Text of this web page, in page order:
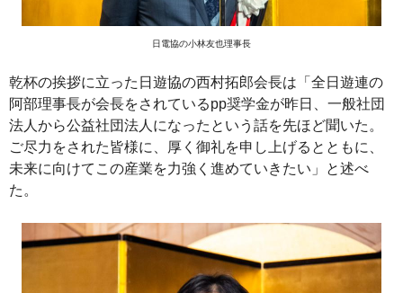
日電協の小林友也理事長
乾杯の挨拶に立った日遊協の西村拓郎会長は「全日遊連の
阿部理事長が会長をされているpp奨学金が昨日、一般社団
法人から公益社団法人になったという話を先ほど聞いた。
ご尽力をされた皆様に、厚く御礼を申し上げるとともに、
未来に向けてこの産業を力強く進めていきたい」と述べ
た。